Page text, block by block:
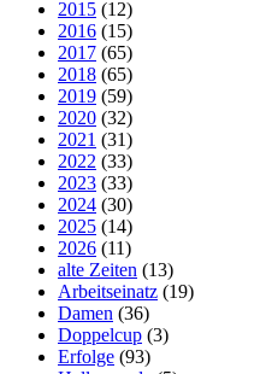
2015 (12)
2016 (15)
2017 (65)
2018 (65)
2019 (59)
2020 (32)
2021 (31)
2022 (33)
2023 (33)
2024 (30)
2025 (14)
2026 (11)
alte Zeiten (13)
Arbeitseinatz (19)
Damen (36)
Doppelcup (3)
Erfolge (93)